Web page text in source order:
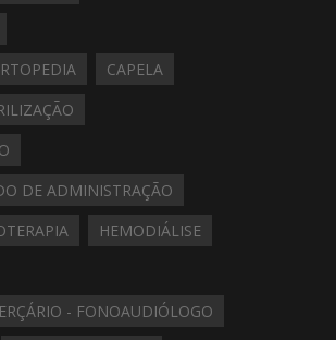
CAPELA
DE ADMINISTRAÇÃO
HEMODIÁLISE
- FONOAUDIÓLOGO